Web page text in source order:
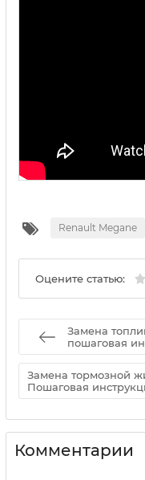
Renault Megane
Оцените статью:
Замена
пошаговая
Замена тормозной
Пошаговая
Комментарии